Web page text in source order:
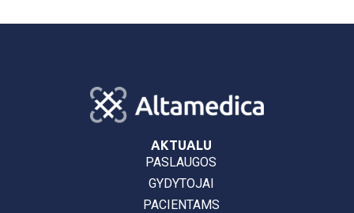
AKTUALU
PASLAUGOS
GYDYTOJAI
PACIENTAMS